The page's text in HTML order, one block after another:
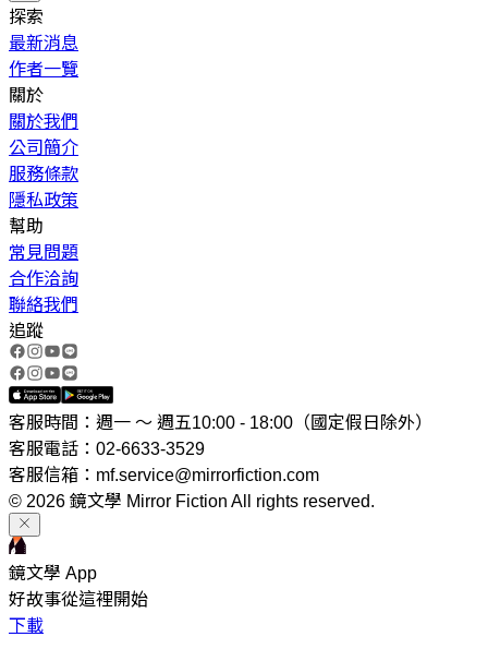
探索
最新消息
作者一覽
關於
關於我們
公司簡介
服務條款
隱私政策
幫助
常見問題
合作洽詢
聯絡我們
追蹤
客服時間：週一 ～ 週五10:00 - 18:00（國定假日除外）
客服電話：02-6633-3529
客服信箱：mf.service@mirrorfiction.com
© 2026 鏡文學 Mirror Fiction All rights reserved.
鏡文學 App
好故事從這裡開始
下載